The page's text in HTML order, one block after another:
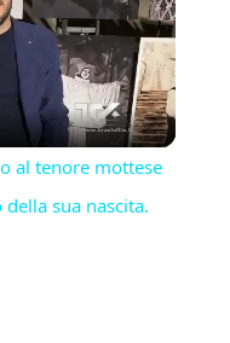
al tenore mottese
sua nascita.